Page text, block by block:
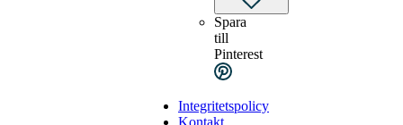
Spara
till
Pinterest
Integritetspolicy